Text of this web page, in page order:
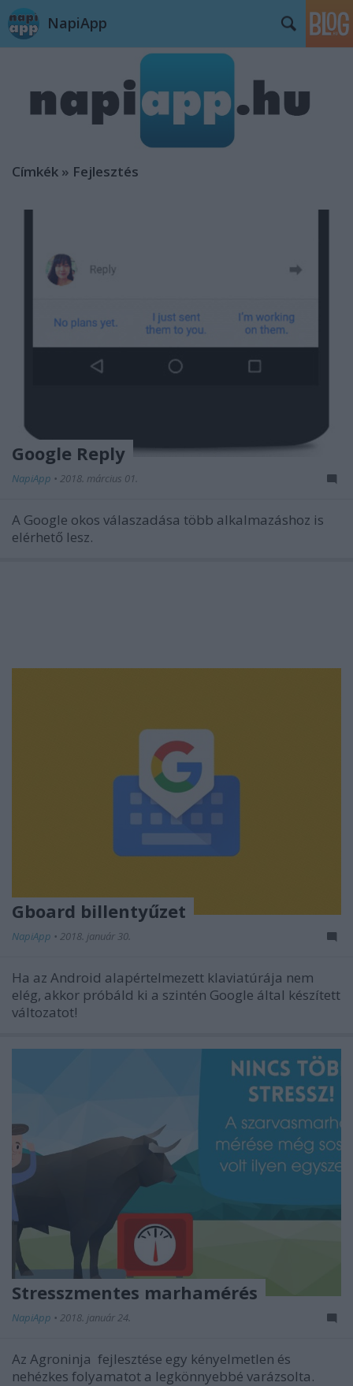
NapiApp
Címkék » Fejlesztés
Google Reply
NapiApp • 2018. március 01.
A Google okos válaszadása több alkalmazáshoz is
elérhető lesz.
Gboard billentyűzet
NapiApp • 2018. január 30.
Ha az Android alapértelmezett klaviatúrája nem
elég, akkor próbáld ki a szintén Google által készített
változatot!
Stresszmentes marhamérés
NapiApp • 2018. január 24.
Az Agroninja fejlesztése egy kényelmetlen és
nehézkes folyamatot a legkönnyebbé varázsolta.